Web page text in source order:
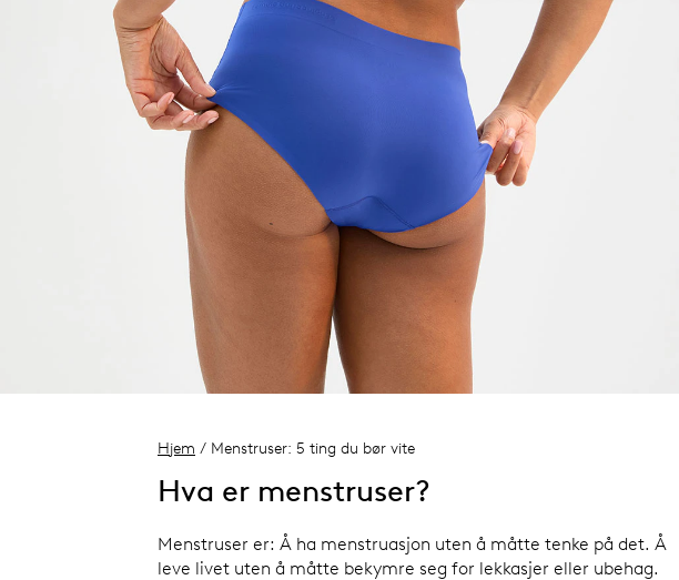
Hjem / Menstruser: 5 ting du bør vite
Hva er menstruser?
Menstruser er: Å ha menstruasjon uten å måtte tenke på det. Å
leve livet uten å måtte bekymre seg for lekkasjer eller ubehag.